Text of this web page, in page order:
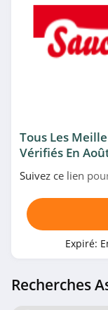
Tous Les
Vérifiés En
Suivez ce lien
moment. Venez
Expiré:
Recherches